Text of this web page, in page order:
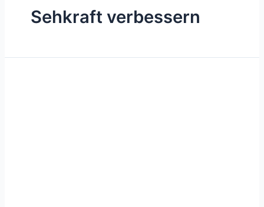
Sehkraft verbessern